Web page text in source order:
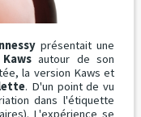
présentait une
autour de son
la version Kaws et
. D'un point de vu
dans l'étiquette
L'expérience se